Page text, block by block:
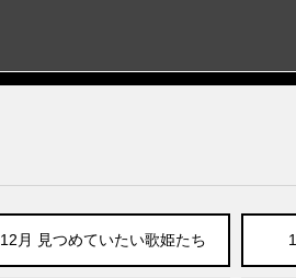
12月 見つめていたい歌姫たち